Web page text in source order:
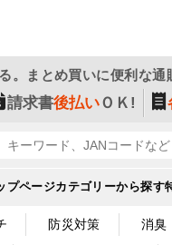
。まとめ買いに便利な通
請求書後払いＯＫ!
プページカテゴリーから探す
防災対策 消臭